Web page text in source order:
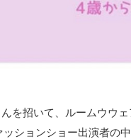
を招いて、ルームウウ
ションショー出演者の